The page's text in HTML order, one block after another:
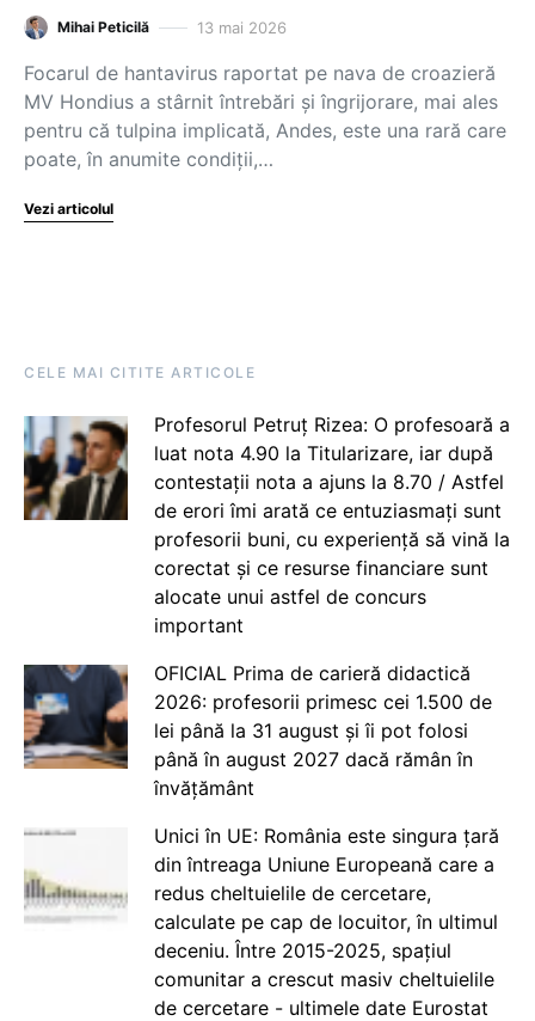
Mihai Peticilă 13 mai 2026
Focarul de hantavirus raportat pe nava de croazieră
MV Hondius a stârnit întrebări și îngrijorare, mai ales
pentru că tulpina implicată, Andes, este una rară care
poate, în anumite condiții,…
Vezi articolul
CELE MAI CITITE ARTICOLE
Profesorul Petruț Rizea: O profesoară a
luat nota 4.90 la Titularizare, iar după
contestații nota a ajuns la 8.70 / Astfel
de erori îmi arată ce entuziasmați sunt
profesorii buni, cu experiență să vină la
corectat și ce resurse financiare sunt
alocate unui astfel de concurs
important
OFICIAL Prima de carieră didactică
2026: profesorii primesc cei 1.500 de
lei până la 31 august și îi pot folosi
până în august 2027 dacă rămân în
învățământ
Unici în UE: România este singura țară
din întreaga Uniune Europeană care a
redus cheltuielile de cercetare,
calculate pe cap de locuitor, în ultimul
deceniu. Între 2015-2025, spațiul
comunitar a crescut masiv cheltuielile
de cercetare - ultimele date Eurostat